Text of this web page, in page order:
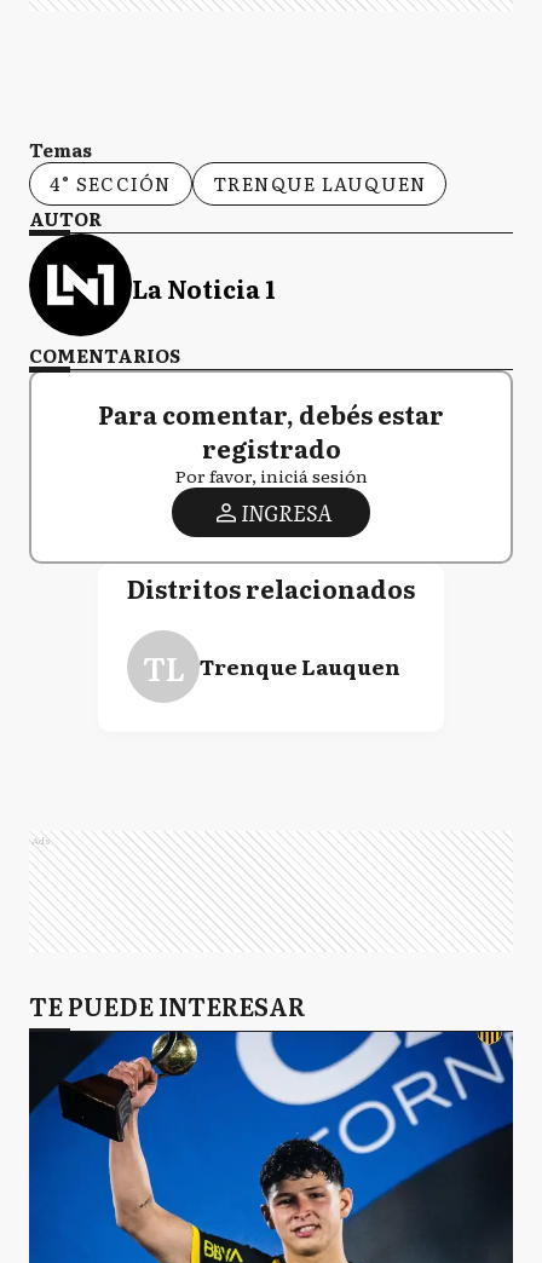
Temas
4° SECCIÓN
TRENQUE LAUQUEN
AUTOR
La Noticia 1
COMENTARIOS
Para comentar, debés estar
registrado
Por favor, iniciá sesión
INGRESA
Distritos relacionados
TL Trenque Lauquen
Ads
TE PUEDE INTERESAR